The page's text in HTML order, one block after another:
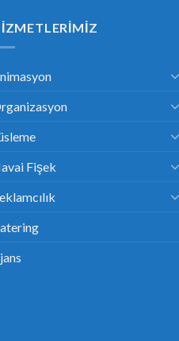
Fişek